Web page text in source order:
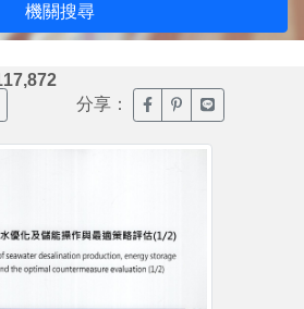
機關搜尋
分享： 臉書分享(另開新視窗)
噗浪分享(另開新
Line分享(另